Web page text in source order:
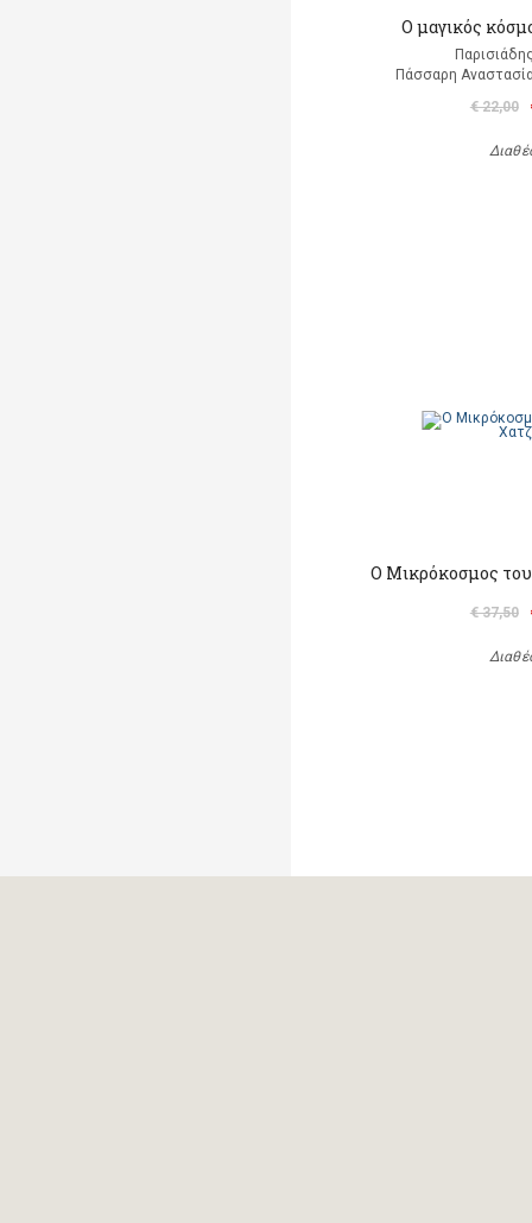
Ο μαγικός
Πάσσαρη
€ 22,00
Ο Μικρόκοσμος
€ 37,50